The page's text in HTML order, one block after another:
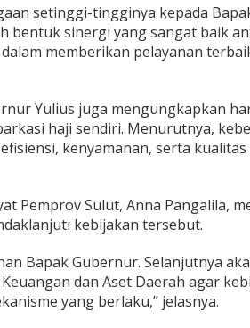
setinggi-tingginya kepada
bentuk sinergi yang sangat baik
memberikan pelayanan
Yulius juga mengungkapkan
haji sendiri. Menurutnya,
kenyamanan, serta
Pemprov Sulut, Anna Pangalila,
kebijakan tersebut.
Bapak Gubernur. Selanjutnya
dan Aset Daerah agar
yang berlaku,” jelasnya.